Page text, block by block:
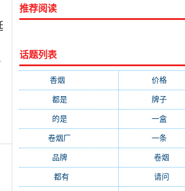
推荐阅读
话题列表
香烟 价格
都是(232) 牌子
的是(164) 一盒
卷烟厂 一条
品牌(111) 卷烟
都有 请问